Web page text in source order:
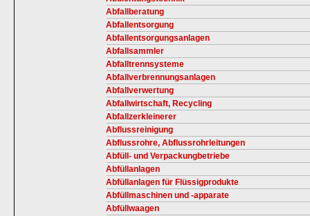
Abfallberatung
Abfallentsorgung
Abfallentsorgungsanlagen
Abfallsammler
Abfalltrennsysteme
Abfallverbrennungsanlagen
Abfallverwertung
Abfallwirtschaft, Recycling
Abfallzerkleinerer
Abflussreinigung
Abflussrohre, Abflussrohrleitungen
Abfüll- und Verpackungbetriebe
Abfüllanlagen
Abfüllanlagen für Flüssigprodukte
Abfüllmaschinen und -apparate
Abfüllwaagen